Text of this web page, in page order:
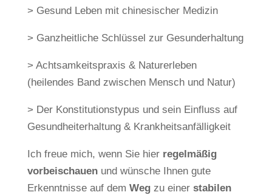
> Gesund Leben mit chinesischer Medizin
> Ganzheitliche Schlüssel zur Gesunderhaltung
> Achtsamkeitspraxis & Naturerleben
(heilendes Band zwischen Mensch und Natur)
> Der Konstitutionstypus und sein Einfluss auf
Gesundheiterhaltung & Krankheitsanfälligkeit
Ich freue mich, wenn Sie hier regelmäßig
vorbeischauenund wünsche Ihnen gute
Erkenntnisse auf dem Wegzu einer stabilen